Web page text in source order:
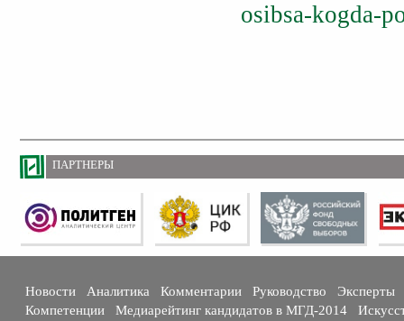
osibsa-kogda-
ПАРТНЕРЫ
Новости Аналитика Комментарии Руководство
Эксперты
Компетенции
Медиарейтинг кандидатов в МГД-2014